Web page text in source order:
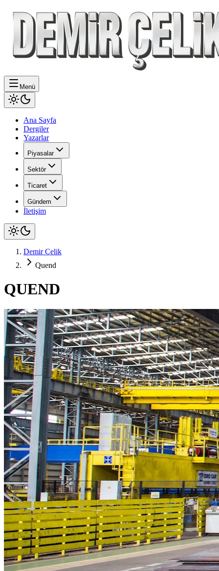
Menü
Ana Sayfa
Dergiler
Yazarlar
Piyasalar
Sektör
Ticaret
Gündem
İletişim
Demir Çelik
Quend
QUEND